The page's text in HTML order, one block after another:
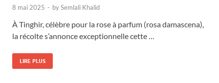
8 mai 2025 - bySemlali Khalid
À Tinghir, célèbre pour la rose à parfum (rosa damascena),
la récolte s’annonce exceptionnelle cette …
LIRE PLUS